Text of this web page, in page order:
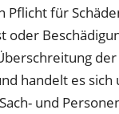
Pflicht für
oder
handelt es sich
und